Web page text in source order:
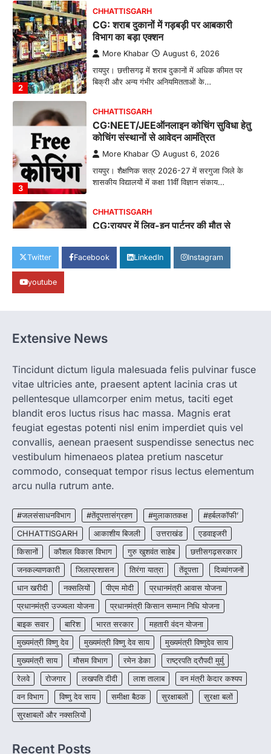
2
CHHATTISGARH
CG: शराब दुकानों में गड़बड़ी पर आबकारी
विभाग का बड़ा एक्शन
More Khabar August 6, 2026
रायपुर। छत्तीसगढ़ में शराब दुकानों में अधिक कीमत पर
बिक्री और अन्य गंभीर अनियमितताओं के…
3
CHHATTISGARH
CG:NEET/JEEऑनलाइन कोचिंग सुविधा हेतु
कोचिंग संस्थानों से आवेदन आमंत्रित
More Khabar August 6, 2026
रायपुर। शैक्षणिक सत्र 2026-27 में सरगुजा जिले के
शासकीय विद्यालयों में कक्षा 11वीं विज्ञान संकाय…
CHHATTISGARH
CG:रायपुर में लिव-इन पार्टनर की मौत से
More Khabar August 6, 2026
रायपुर। राजधानी रायपुर से एक सनसनीखेज मामला
CHHATTISGARH
More Khabar
जिसे 2018 में शुरू किया गया…
2
CHHATTISGARH
CG: शराब दुकानों में गड़बड़ी पर आबकारी
विभाग का बड़ा एक्शन
More Khabar August 6, 2026
रायपुर। छत्तीसगढ़ में शराब दुकानों में अधिक कीमत पर
बिक्री और अन्य गंभीर अनियमितताओं के…
3
CG:NEET/JEEऑनलाइन कोचिंग सुविधा हेतु
कोचिंग संस्थानों से आवेदन आमंत्रित
More Khabar August 6, 2026
रायपुर। शैक्षणिक सत्र 2026-27 में सरगुजा जिले के
शासकीय विद्यालयों में कक्षा 11वीं विज्ञान संकाय…
4
CHHATTISGARH
CG:रायपुर में लिव-इन पार्टनर की मौत से
सनसनी, हत्या का शक
More Khabar August 6, 2026
रायपुर। राजधानी रायपुर से एक सनसनीखेज मामला
सामने आया है। मुजगहन थाना क्षेत्र के बोरियाकला…
Twitter Facebook LinkedIn Instagram
youtube
Extensive News
Tincidunt dictum ligula malesuada felis pulvinar fusce
vitae ultricies ante, praesent aptent lacinia cras ut
pellentesque ullamcorper enim metus, taciti eget
blandit eros luctus risus hac massa. Magnis erat
feugiat egestas potenti nisl enim imperdiet quis vel
convallis, aenean praesent suspendisse senectus nec
vestibulum himenaeos platea pretium nascetur
commodo, consequat tempor risus lectus elementum
arcu nulla rutrum ante.
#जलसंसाधनविभाग #तेंदूपत्तासंग्रहण #मुलाकातकक्ष
#हर्बलकॉफी’
CHHATTISGARH
आकाशीय बिजली उत्तराखंड
एडवाइजरी
किसानों
कौशल विकास विभाग गुरु खुशवंत साहेब
छत्तीसगढ़सरकार
जनकल्याणकारी
जिलाप्रशासन तिरंगा यात्रा तेंदूपत्ता
दिव्यांगजनों
धान खरीदी
नक्सलियों पीएम मोदी
प्रधानमंत्री आवास योजना
प्रधानमंत्री उज्ज्वला योजना
प्रधानमंत्री किसान सम्मान निधि योजना
बाइक सवार
बारिश भारत सरकार
महतारी वंदन योजना
मुख्यमंत्री विष्णु देव
मुख्यमंत्री विष्णु देव साय
मुख्यमंत्री विष्णुदेव साय
मुख्यमंत्री साय
मौसम विभाग रमेन डेका
राष्ट्रपति द्रौपदी मुर्मु
रेलवे
रोजगार लखपति दीदी लाश तालाब
वन मंत्री केदार कश्यप
वन विभाग
विष्णु देव साय समीक्षा बैठक सुरक्षाबलों
सुरक्षा बलों
सुरक्षाबलों और नक्सलियों
Recent Posts